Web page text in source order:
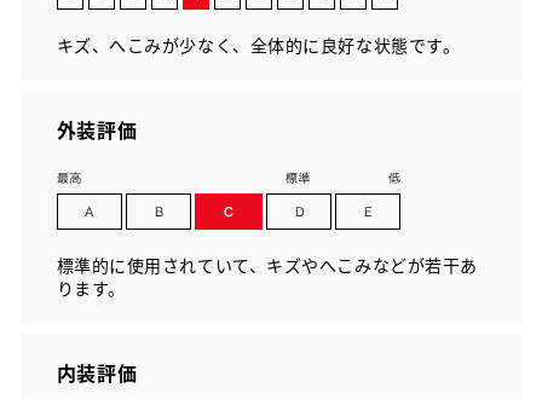
キズ、へこみが少なく、全体的に良好な状態です。
外装評価
標準的に使用されていて、キズやへこみなどが若干あ
ります。
内装評価